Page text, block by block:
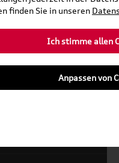
- 13:00 Uhr
finden Sie in unseren
Ich stimme allen
Anpassen von